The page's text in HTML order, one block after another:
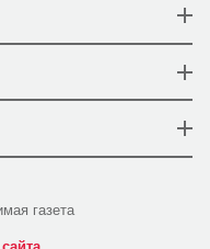
газета